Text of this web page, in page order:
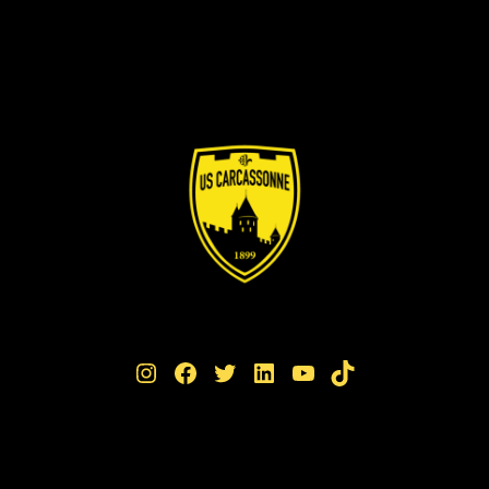
Instagram Facebook Twitter LinkedIn YouTube TikTok